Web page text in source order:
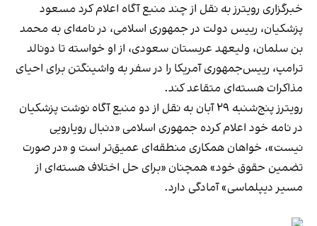
خبرگزاری رویترز به نقل از چند منبع آگاه اعلام کرد مسعود
پزشکیان، رییس دولت در جمهوری اسلامی، در نامه‌ای به محمد
بن سلمان، ولیعهد عربستان سعودی، از او خواسته تا دونالد
ترامپ، رییس‌جمهوری آمریکا را در سفر به واشینگتن برای احیای
مذاکرات هسته‌ای متقاعد کند.
رویترز پنج‌شنبه ۲۹ آبان به نقل از دو منبع آگاه نوشت پزشکیان
در نامه خود اعلام کرده جمهوری اسلامی «دنبال رویارویی
نیست»، خواهان همکاری منطقه‌ای عمیق‌تر است و «در صورت
تضمین حقوق خود» همچنان «برای حل اختلاف هسته‌ای از
مسیر دیپلماسی» آمادگی دارد.